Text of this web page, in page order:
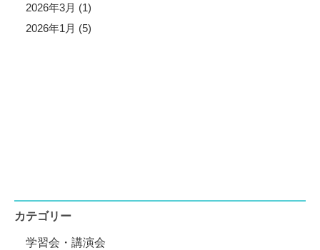
2026年3月 (1)
2026年1月 (5)
カテゴリー
学習会・講演会